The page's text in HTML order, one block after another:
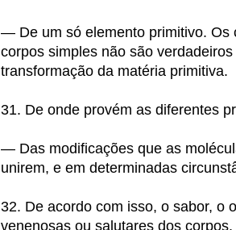
— De um só elemento primitivo. Os
corpos simples não são
transformação da matéria primitiva.
31. De onde provém as diferentes
— Das modificações que as
unirem, e em determinadas
32. De acordo com isso, o sabor, o
venenosas ou salutares dos